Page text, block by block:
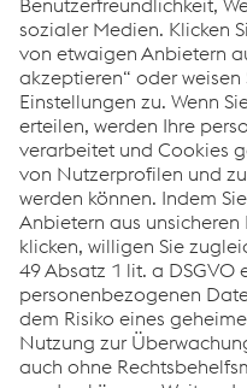
Pavel Zajic
Vertrieb
M.+420/722/917516
E-Mail senden
Ähnliche
KREMSBARRIER 3